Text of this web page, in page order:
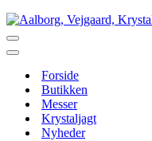
Navigation
menu
Navigation
Forside
Butikken
Messer
Krystaljagt
Nyheder